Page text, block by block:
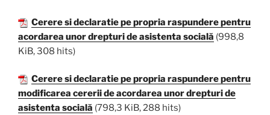
Cerere si declaratie pe propria raspundere pentru
acordarea unor drepturi de asistenta socială (998,8
KiB, 308 hits)
Cerere si declaratie pe propria raspundere pentru
modificarea cererii de acordarea unor drepturi de
asistenta socială (798,3 KiB, 288 hits)